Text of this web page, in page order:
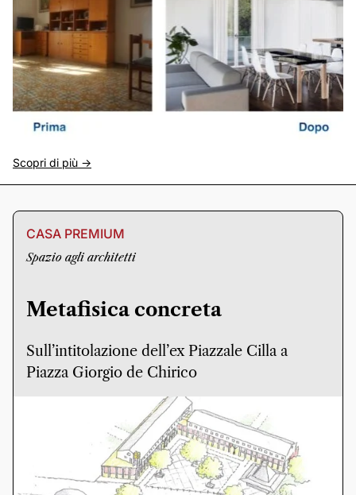
Scopri di più ->
CASA PREMIUM
Spazio agli architetti
Metafisica concreta
Sull’intitolazione dell’ex Piazzale Cilla a
Piazza Giorgio de Chirico